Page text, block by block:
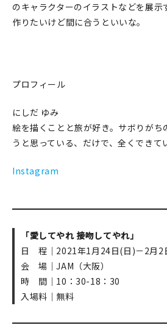
JAMグッズ
おすすめ特集
読みもの
ギャラリー
おしらせ
のキャラクターのイラストなどを展示
作りたいけど間に合うといいな。
プロフィール
にしだ ゆみ
絵を描くことと旅が好き。サボりがち
うと思っている、だけで、全くできて
Instagram
「愛してやれ 接吻してやれ」
日 程｜2021年1月24日(日)－2月2
会 場｜JAM（大阪）
時 間｜10：30-18：30
入場料｜無料